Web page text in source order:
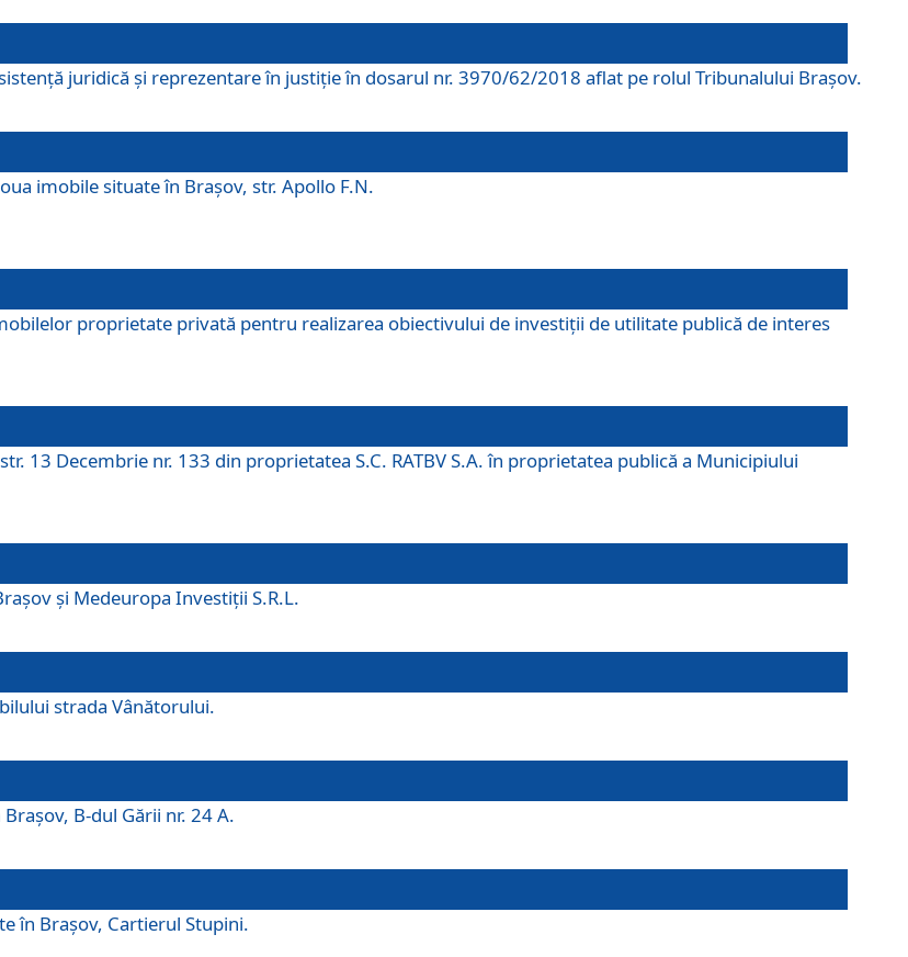
juridică şi reprezentare în justiţie în dosarul nr. 3970/62/2018 aflat pe rolul Tribunalului Braşov.
imobile situate în Brașov, str. Apollo F.N.
proprietate privată pentru realizarea obiectivului de investiții de utilitate publică de interes
13 Decembrie nr. 133 din proprietatea S.C. RATBV S.A. în proprietatea publică a Municipiului
și Medeuropa Investiții S.R.L.
strada Vânătorului.
B-dul Gării nr. 24 A.
în Braşov, Cartierul Stupini.